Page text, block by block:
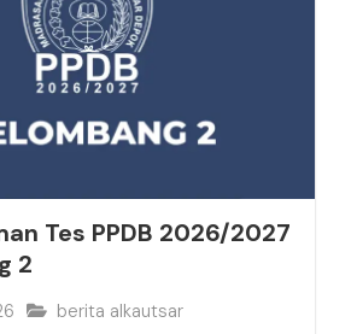
Tes PPDB 2026/2027
2
berita alkautsar